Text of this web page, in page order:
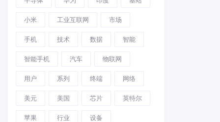
小米 工业互联网 市场
手机 技术 数据 智能
智能手机 汽车 物联网
用户 系列 终端 网络
美元 美国 芯片 英特尔
苹果 行业 设备